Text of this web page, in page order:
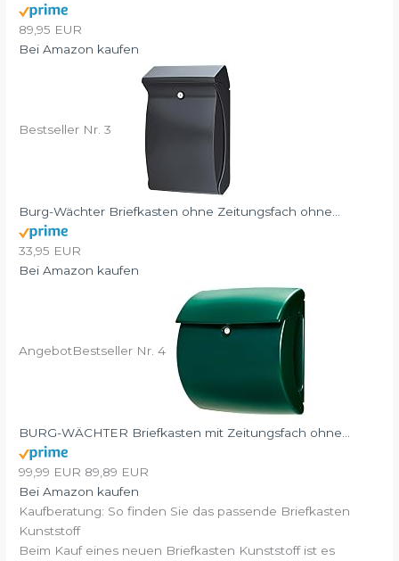
89,95 EUR
Bei Amazon kaufen
Bestseller Nr. 3
Burg-Wächter Briefkasten ohne Zeitungsfach ohne...
33,95 EUR
Bei Amazon kaufen
AngebotBestseller Nr. 4
BURG-WÄCHTER Briefkasten mit Zeitungsfach ohne...
99,99 EUR 89,89 EUR
Bei Amazon kaufen
Kaufberatung: So finden Sie das passende Briefkasten
Kunststoff
Beim Kauf eines neuen Briefkasten Kunststoff ist es